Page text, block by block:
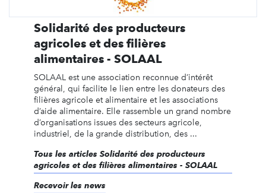
Solidarité des producteurs
agricoles et des filières
alimentaires - SOLAAL
SOLAAL est une association reconnue d’intérêt
général, qui facilite le lien entre les donateurs des
filières agricole et alimentaire et les associations
d’aide alimentaire. Elle rassemble un grand nombre
d’organisations issues des secteurs agricole,
industriel, de la grande distribution, des ...
Tous les articles Solidarité des producteurs
agricoles et des filières alimentaires - SOLAAL
Recevoir les news